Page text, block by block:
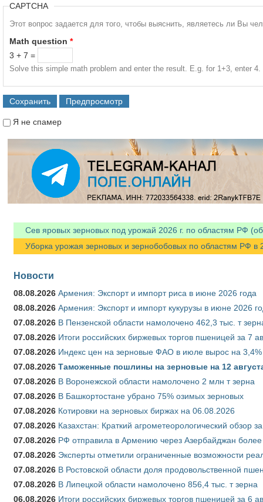
CAPTCHA
Этот вопрос задается для того, чтобы выяснить, являетесь ли Вы
Math question *
3 + 7 =
Solve this simple math problem and enter the result. E.g. for 1+3, enter 4.
Я не спамер
Сев яровых зерновых под урожай 2026 г. по областям РФ
Уборка урожая зерновых и зернобобовых по областям РФ в
Новости
08.08.2026 Армения: Экспорт и импорт риса в июне 2026 года
08.08.2026 Армения: Экспорт и импорт кукурузы в июне 2026
07.08.2026 В Пензенской области намолочено 462,3 тыс. т
07.08.2026 Итоги российских биржевых торгов пшеницей за 7
07.08.2026 Индекс цен на зерновые ФАО в июле вырос на 3,4%
07.08.2026 Таможенные пошлины на зерновые на 12
07.08.2026 В Воронежской области намолочено 2 млн т зерна
07.08.2026 В Башкортостане убрано 75% озимых зерновых
07.08.2026 Котировки на зерновых биржах на 06.08.2026
07.08.2026 Казахстан: Краткий агрометеорологический обзор
07.08.2026 РФ отправила в Армению через Азербайджан более
07.08.2026 Эксперты отметили ограниченные возможности
07.08.2026 В Ростовской области доля продовольственной
07.08.2026 В Липецкой области намолочено 856,4 тыс. т зерна
06.08.2026 Итоги российских биржевых торгов пшеницей за 6